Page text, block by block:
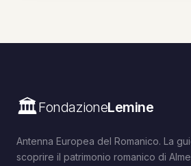
🏛️FondazioneLemine
Antenna Europea del Romanico. La
scoprire il patrimonio romanico di